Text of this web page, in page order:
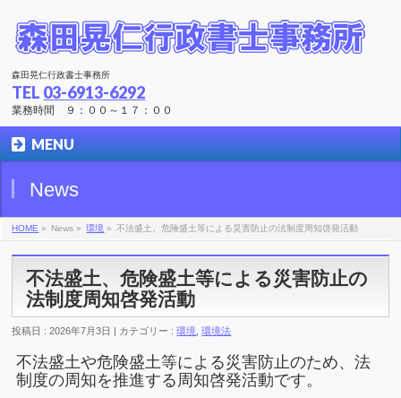
森田晃仁行政書士事務所
TEL 03-6913-6292
業務時間 ９：００～１７：００
MENU
News
HOME » News » 環境 » 不法盛土、危険盛土等による災害防止の法制度周知啓発活動
不法盛土、危険盛土等による災害防止の
法制度周知啓発活動
投稿日 : 2026年7月3日 | カテゴリー :環境 ,環境法
不法盛土や危険盛土等による災害防止のため、法
制度の周知を推進する周知啓発活動です。